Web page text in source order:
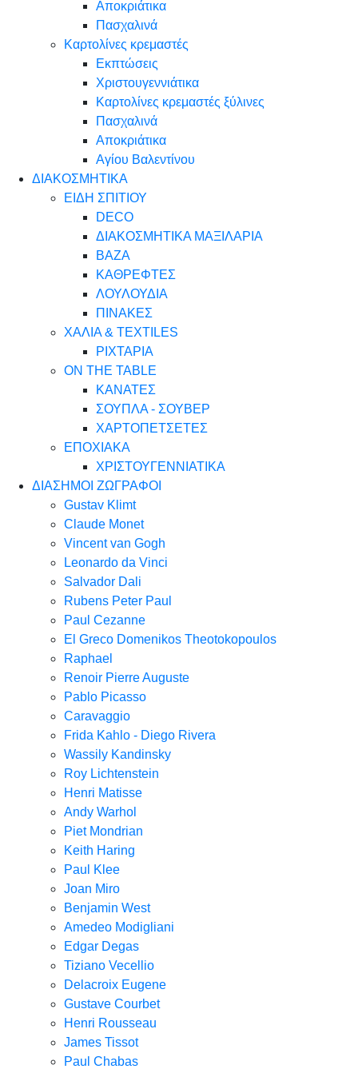
Αποκριάτικα
Πασχαλινά
Καρτολίνες κρεμαστές
Εκπτώσεις
Χριστουγεννιάτικα
Καρτολίνες κρεμαστές ξύλινες
Πασχαλινά
Αποκριάτικα
Αγίου Βαλεντίνου
ΔΙΑΚΟΣΜΗΤΙΚΑ
ΕΙΔΗ ΣΠΙΤΙΟΥ
DECO
ΔΙΑΚΟΣΜΗΤΙΚΑ ΜΑΞΙΛΑΡΙΑ
ΒΑΖΑ
ΚΑΘΡΕΦΤΕΣ
ΛΟΥΛΟΥΔΙΑ
ΠΙΝΑΚΕΣ
ΧΑΛΙΑ & TEXTILES
ΡΙΧΤΑΡΙΑ
ON THE TABLE
ΚΑΝΑΤΕΣ
ΣΟΥΠΛΑ - ΣΟΥΒΕΡ
ΧΑΡΤΟΠΕΤΣΕΤΕΣ
ΕΠΟΧΙΑΚΑ
ΧΡΙΣΤΟΥΓΕΝΝΙΑΤΙΚΑ
ΔΙΑΣΗΜΟΙ ΖΩΓΡΑΦΟΙ
Gustav Klimt
Claude Monet
Vincent van Gogh
Leonardo da Vinci
Salvador Dali
Rubens Peter Paul
Paul Cezanne
El Greco Domenikos Theotokopoulos
Raphael
Renoir Pierre Auguste
Pablo Picasso
Caravaggio
Frida Kahlo - Diego Rivera
Wassily Kandinsky
Roy Lichtenstein
Henri Matisse
Andy Warhol
Piet Mondrian
Keith Haring
Paul Klee
Joan Miro
Benjamin West
Amedeo Modigliani
Edgar Degas
Tiziano Vecellio
Delacroix Eugene
Gustave Courbet
Henri Rousseau
James Tissot
Paul Chabas